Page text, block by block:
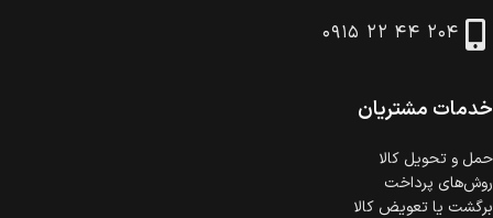
در هنگام خرید محصول، امکان انتخاب پرداخت در محل
وجود دارد.
است.
گارانتی معتبر برای تمامی محصولات ارائه می‌شود.
۰۹۱۵ ۲۲ ۴۴ ۲۰۴
خدمات مشتریان
حمل‌ و تحویل کالا
روش‌های پرداخت
برگشت یا تعویض کالا